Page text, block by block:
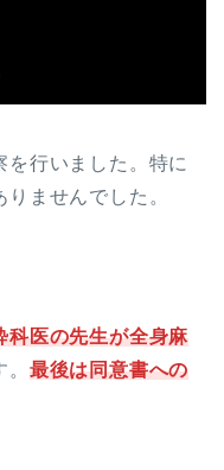
を行いました。特に
ませんでした。
科医の先生が全身麻
最後は同意書への